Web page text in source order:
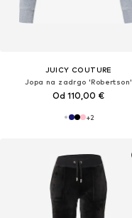
JUICY COUTURE
Jopa na zadrgo 'Robertson'
Od 110,00 €
+2